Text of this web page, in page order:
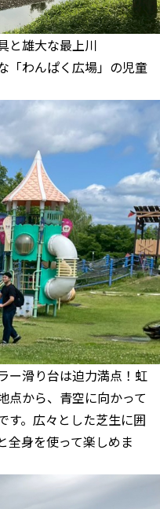
と雄大な最上川
「わんぱく広場」の児童
ー滑り台は迫力満点！虹
点から、青空に向かって
す。広々とした芝生に囲
全身を使って楽しめま